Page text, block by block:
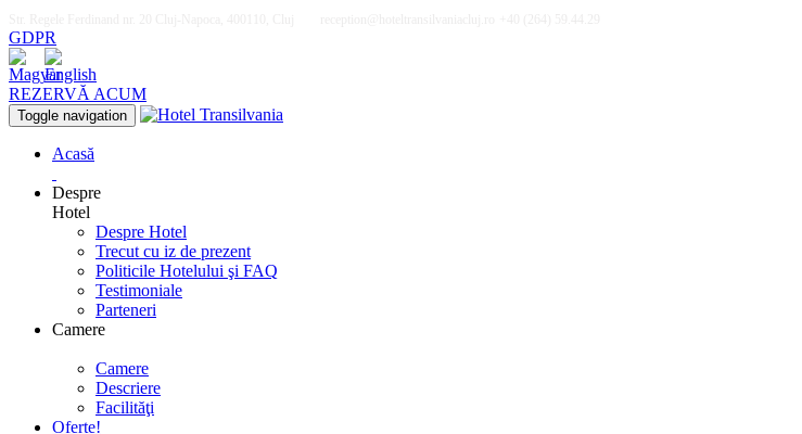
GDPR
REZERVĂ ACUM
Toggle navigation
Acasă
Despre
Hotel
Despre Hotel
Trecut cu iz de prezent
Politicile Hotelului şi FAQ
Testimoniale
Parteneri
Camere
Camere
Descriere
Facilităţi
Oferte!